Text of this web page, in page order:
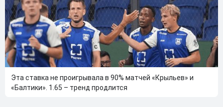
Эта ставка не проигрывала в 90% матчей «Крыльев» и
«Балтики». 1.65 – тренд продлится